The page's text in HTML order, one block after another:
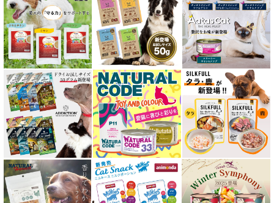
低脂肪 ドライフード for CAT
水分補給用ウェットフード for CAT
特集 穀物不使用 キャットフード（ドライ）
エアドライ キャットフード
フリーズドライ キャットフード
おやつ全アイテム